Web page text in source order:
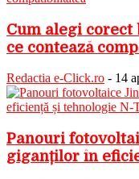
Cum alegi
ce contează
Redactia e-Click.ro - 14
Panouri
giganților în